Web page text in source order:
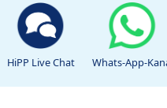
HiPP Live Chat Whats-App-